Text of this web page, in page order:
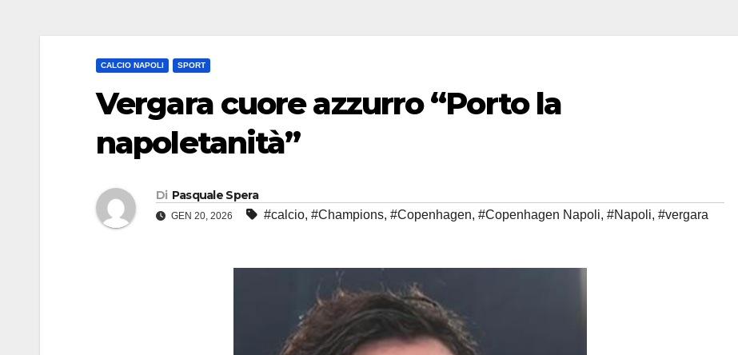
CALCIO NAPOLI SPORT
Vergara cuore azzurro “Porto la
napoletanità”
Di Pasquale Spera
GEN 20, 2026 #calcio, #Champions, #Copenhagen, #Copenhagen Napoli, #Napoli, #vergara